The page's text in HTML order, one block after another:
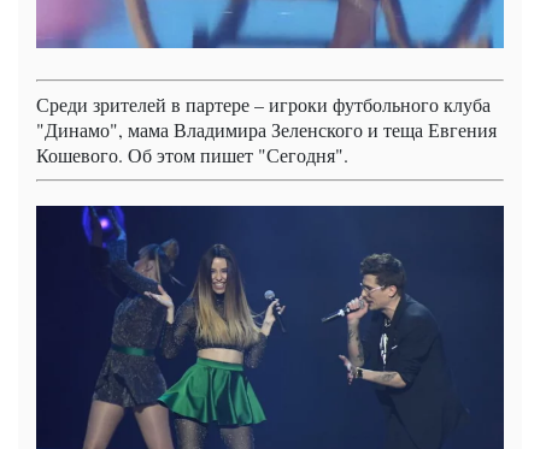
Среди зрителей в партере – игроки футбольного клуба
"Динамо", мама Владимира Зеленского и теща Евгения
Кошевого. Об этом пишет "Сегодня".